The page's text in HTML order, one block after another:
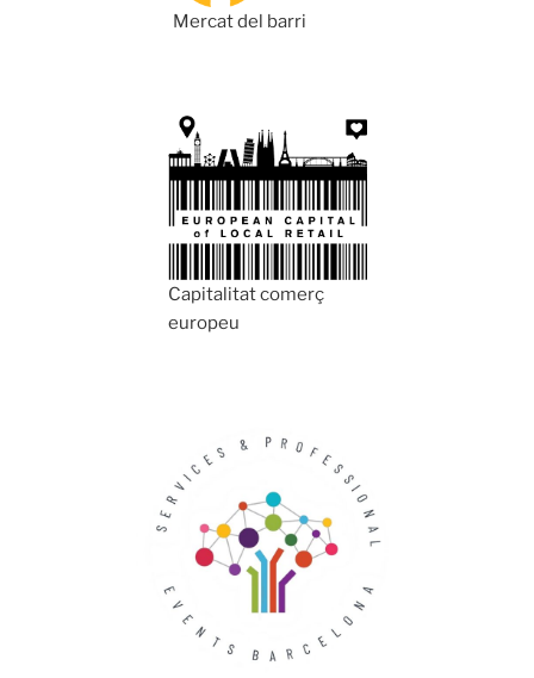
Mercat del barri
Capitalitat comerç
europeu